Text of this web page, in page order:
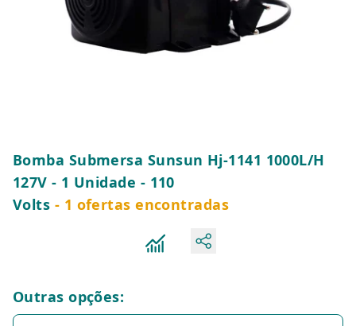
Bomba Submersa Sunsun Hj-1141 1000L/H
127V - 1 Unidade - 110
Volts - 1 ofertas encontradas
Outras opções: